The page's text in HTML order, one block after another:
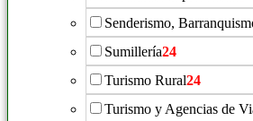
Senderismo,
Sumillería24
Turismo Rural24
Turismo y Agencias de